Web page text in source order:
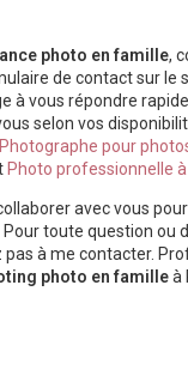
photo en famille,
de contact sur le
à vous répondre
selon vos
Photographe pour
Photo professionnelle
avec vous
toute question ou
à me contacter.
photo en familleà